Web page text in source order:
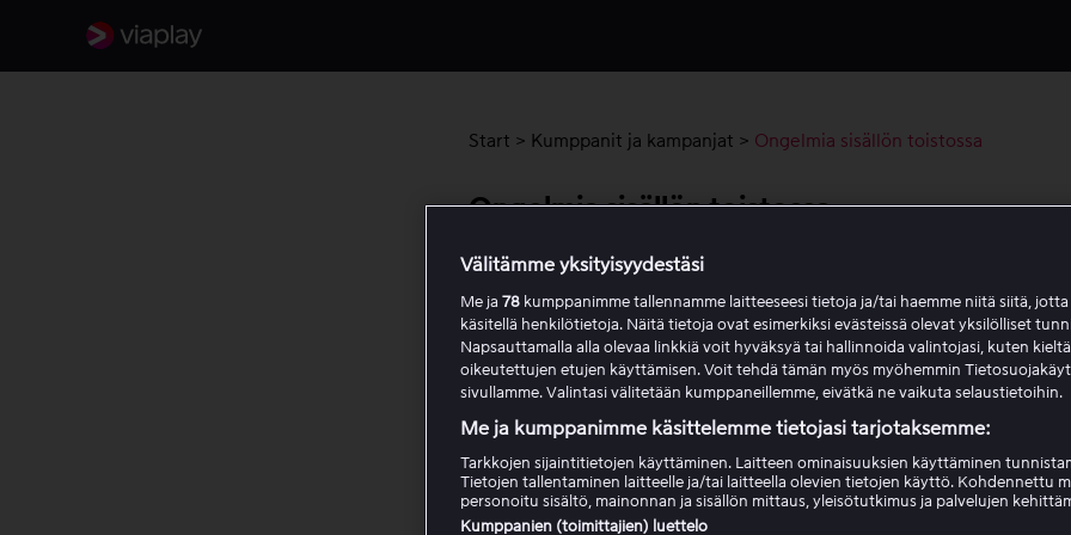
Start > Kumppanit ja kampanjat > Ongelmia sisällön toistossa
Ongelmia sisällön toistossa
Jos koet ongelmia sisällön toiston kanssa Viaplayssa, kokeile
ohjeita.
Tarkista internetyhteytesi
Varmista että tuemme käyttämääsi laitetta
Käynnistä laitteesi uudelleen
Välitämme yksityisyydestäsi
Me ja 78 kumppanimme tallennamme laitteeseesi tietoja ja/tai haemme niitä siitä,
käsitellä henkilötietoja. Näitä tietoja ovat esimerkiksi evästeissä olevat yksilölliset
Napsauttamalla alla olevaa linkkiä voit hyväksyä tai hallinnoida valintojasi, kuten
oikeutettujen etujen käyttämisen. Voit tehdä tämän myös myöhemmin
sivullamme. Valintasi välitetään kumppaneillemme, eivätkä ne vaikuta selaustietoihin.
Me ja kumppanimme käsittelemme tietojasi tarjotaksemme:
Tarkkojen sijaintitietojen käyttäminen. Laitteen ominaisuuksien käyttäminen
Tietojen tallentaminen laitteelle ja/tai laitteella olevien tietojen käyttö. Kohdennettu
personoitu sisältö, mainonnan ja sisällön mittaus, yleisötutkimus ja palvelujen
Kumppanien (toimittajien) luettelo